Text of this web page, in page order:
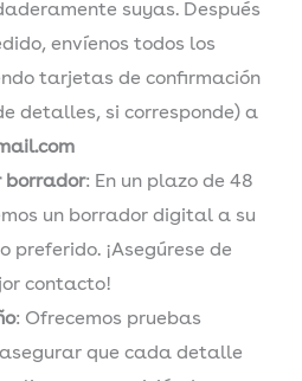
suyas. Después
envíenos todos los
tarjetas de confirmación
detalles, si corresponde) a
borrador: En un plazo de 48
un borrador digital a su
preferido. ¡Asegúrese de
contacto!
: Ofrecemos pruebas
que cada detalle